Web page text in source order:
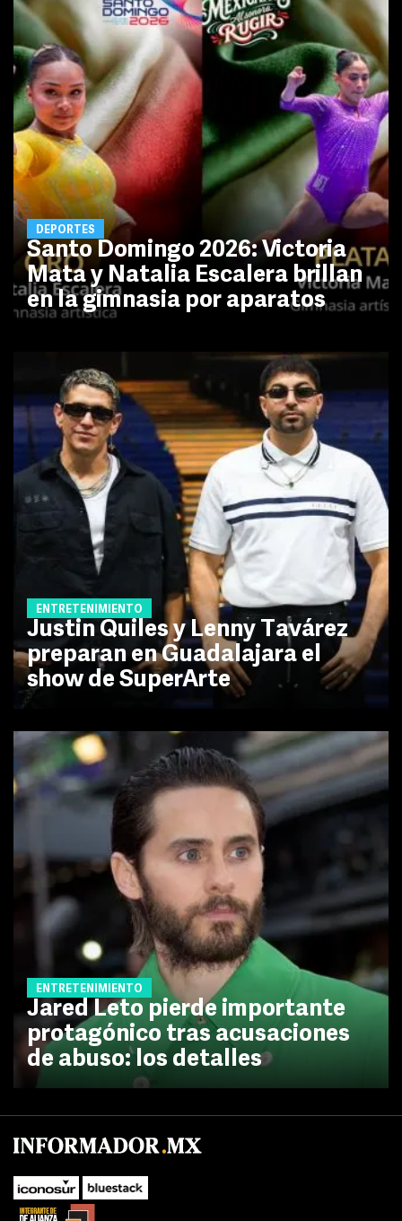
DEPORTES
Santo Domingo 2026: Victoria
Mata y Natalia Escalera brillan
en la gimnasia por aparatos
ENTRETENIMIENTO
Justin Quiles y Lenny Tavárez
preparan en Guadalajara el
show de SuperArte
ENTRETENIMIENTO
Jared Leto pierde importante
protagónico tras acusaciones
de abuso: los detalles